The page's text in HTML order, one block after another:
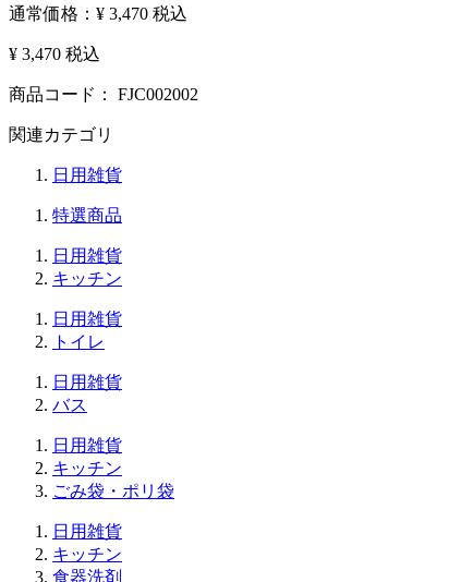
通常価格： ¥ 3,470 税込
¥ 3,470 税込
商品コード： FJC002002
関連カテゴリ
日用雑貨
特選商品
日用雑貨
キッチン
日用雑貨
トイレ
日用雑貨
バス
日用雑貨
キッチン
ごみ袋・ポリ袋
日用雑貨
キッチン
食器洗剤